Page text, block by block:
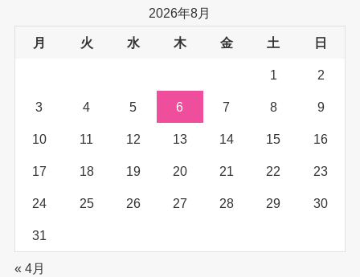
2026年8月
月 火 水 木 金 土 日
1 2
3 4 5 6 7 8 9
10 11 12 13 14 15 16
17 18 19 20 21 22 23
24 25 26 27 28 29 30
31
« 4月